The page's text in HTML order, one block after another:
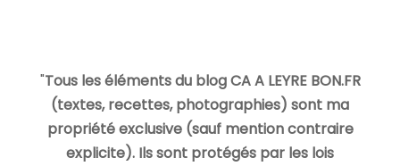
"Tous les éléments du blog CA A LEYRE BON.FR
(textes, recettes, photographies) sont ma
propriété exclusive (sauf mention contraire
explicite). Ils sont protégés par les lois